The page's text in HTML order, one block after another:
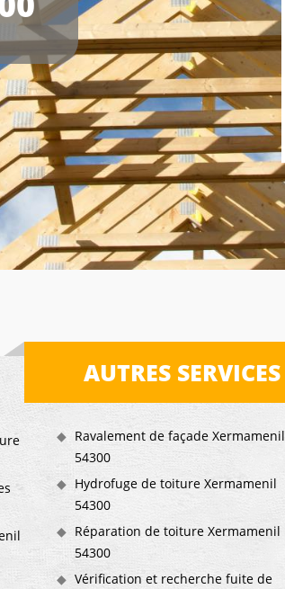
AUTRES SERVICES
Ravalement de façade Xermamenil
54300
Hydrofuge de toiture Xermamenil
54300
Réparation de toiture Xermamenil
54300
Vérification et recherche fuite de